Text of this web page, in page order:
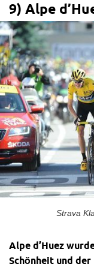
9) Alpe
Strava
Alpe d’Huez
Schönheit und